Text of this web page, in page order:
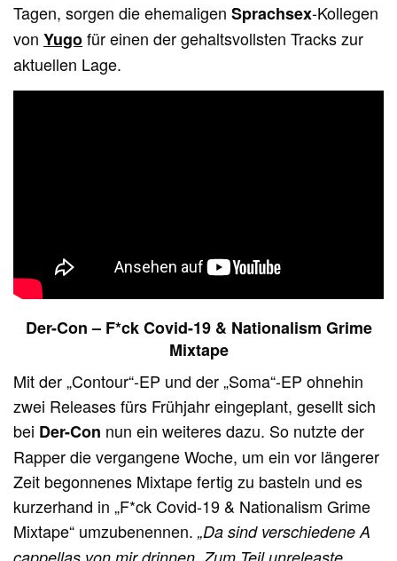
Tagen, sorgen die ehemaligenSprachsex-Kollegen
vonYugofür einen der gehaltsvollsten Tracks zur
aktuellen Lage.
Der-Con – F*ck Covid-19 & Nationalism Grime
Mixtape
Mit der „Contour“-EP und der „Soma“-EP ohnehin
zwei Releases fürs Frühjahr eingeplant, gesellt sich
bei Der-Con nun ein weiteres dazu. So nutzte der
Rapper die vergangene Woche, um ein vor längerer
Zeit begonnenes Mixtape fertig zu basteln und es
kurzerhand in „F*ck Covid-19 & Nationalism Grime
Mixtape“ umzubenennen.„Da sind verschiedene A